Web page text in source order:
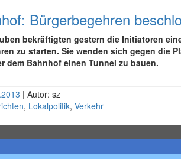
Bürgerbegehren
bekräftigten gestern die Initiatoren
zu starten. Sie wenden sich gegen die
dem Bahnhof einen Tunnel zu bauen.
| Autor: sz
, Lokalpolitik, Verkehr